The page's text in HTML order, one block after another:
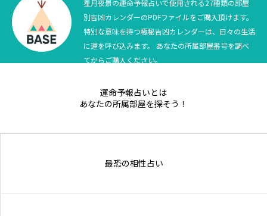
テニス四大大会・五輪
テニス四大大会・五輪
星月夜景の運命予報占いで使用される27種類の部屋
別吉凶カレンダーのPDFファイルをご購入頂けます。
特別な意味を持つ極秘吉凶カレンダーは、日々の生活
に運を呼び込みます。 あなたの所属部屋番号を調べ
てからご購入ください。
運命予報占いとは
あなたの所属部屋を探そう！
最恐の相性占い